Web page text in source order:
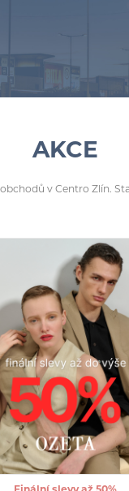
AKCE
v Centro Zlín.